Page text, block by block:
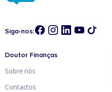
Siga-nos:
Doutor Finanças
Sobre nós
Contactos